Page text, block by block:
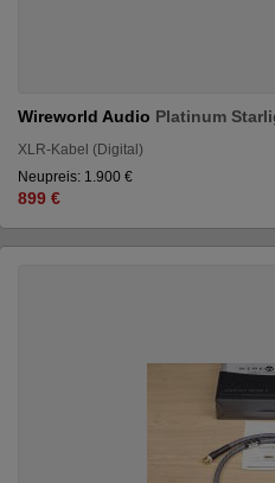
Wireworld Audio Platinum
XLR-Kabel (Digital)
Neupreis: 1.900 €
899 €